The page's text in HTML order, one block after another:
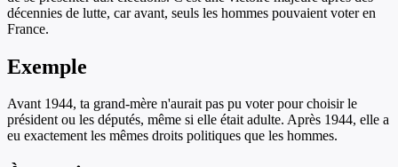
décennies de lutte, car avant, seuls les hommes pouvaient voter en
France.
Exemple
Avant 1944, ta grand-mère n'aurait pas pu voter pour choisir le
président ou les députés, même si elle était adulte. Après 1944, elle a
eu exactement les mêmes droits politiques que les hommes.